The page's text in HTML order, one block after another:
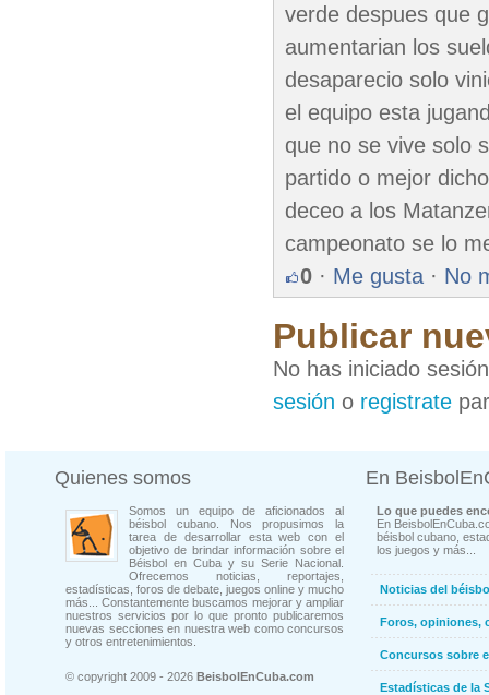
verde despues que
aumentarian los
desaparecio solo
el equipo esta
que no se vive solo
partido o mejor
deceo a los
campeonato se lo
0 · Me gusta · No
Publicar
No has iniciado
sesión o registrate
Quienes somos
Somos un equipo de aficionados al
béisbol cubano. Nos propusimos la
tarea de desarrollar esta web con el
objetivo de brindar información sobre el
Béisbol en Cuba y su Serie Nacional.
Ofrecemos noticias, reportajes,
estadísticas, foros de debate, juegos online y mucho
más... Constantemente buscamos mejorar y ampliar
nuestros servicios por lo que pronto publicaremos
nuevas secciones en nuestra web como concursos
y otros entretenimientos.
© copyright 2009 - 2026 BeisbolEnCuba.com
En
Lo que puedes
En
béisbol cubano,
los juegos y más...
Noticias del
Foros, opiniones,
Concursos sobre
Estadísticas de la